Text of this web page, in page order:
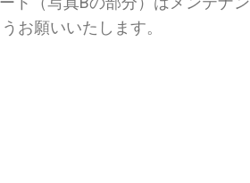
お願いいたします。